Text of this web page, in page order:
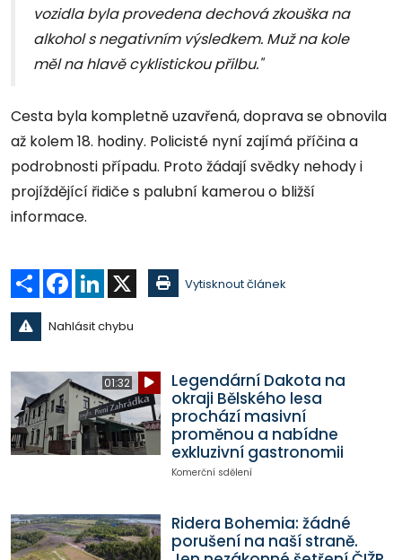
vozidla byla provedena dechová zkouška na
alkohol s negativním výsledkem. Muž na kole
měl na hlavě cyklistickou přilbu."
Cesta byla kompletně uzavřená, doprava se obnovila
až kolem 18. hodiny. Policisté nyní zajímá příčina a
podrobnosti případu. Proto žádají svědky nehody i
projíždějící řidiče s palubní kamerou o bližší
informace.
Sdílet Facebook
LinkedIn Vytisknout článek
Nahlásit chybu
01:32
Legendární Dakota na
okraji Bělského lesa
prochází masivní
proměnou a nabídne
exkluzivní gastronomii
Komerční sdělení
Ridera Bohemia: žádné
porušení na naší straně.